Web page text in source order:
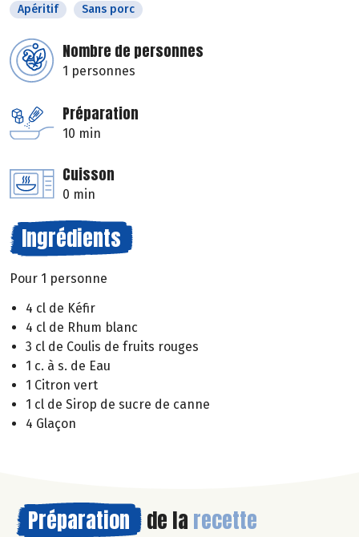
Apéritif Sans porc
Nombre de personnes
1 personnes
Préparation
10 min
Cuisson
0 min
Ingrédients
Pour 1 personne
4 cl de Kéfir
4 cl de Rhum blanc
3 cl de Coulis de fruits rouges
1 c. à s. de Eau
1 Citron vert
1 cl de Sirop de sucre de canne
4 Glaçon
Préparation de la recette